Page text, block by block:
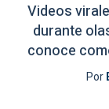
Videos
durante
conoce
Por